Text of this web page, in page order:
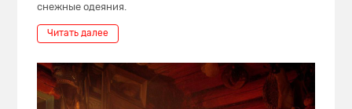
снежные одеяния.
Читать далее